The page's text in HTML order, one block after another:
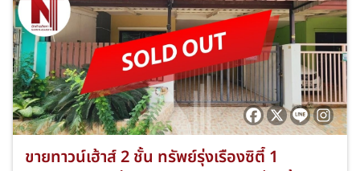
ขายทาวน์เฮ้าส์ 2 ชั้น ทรัพย์รุ่งเรืองซิตี้ 1